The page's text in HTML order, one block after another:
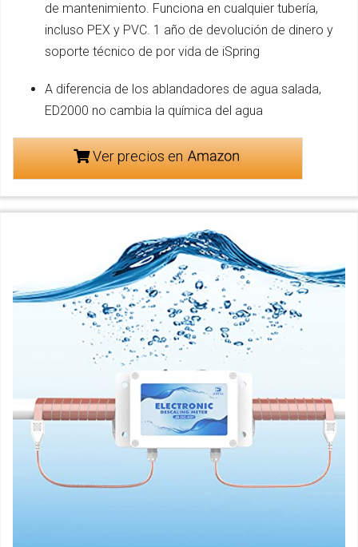
de mantenimiento. Funciona en cualquier tubería,
incluso PEX y PVC. 1 año de devolución de dinero y
soporte técnico de por vida de iSpring
A diferencia de los ablandadores de agua salada,
ED2000 no cambia la química del agua
Ver precios en